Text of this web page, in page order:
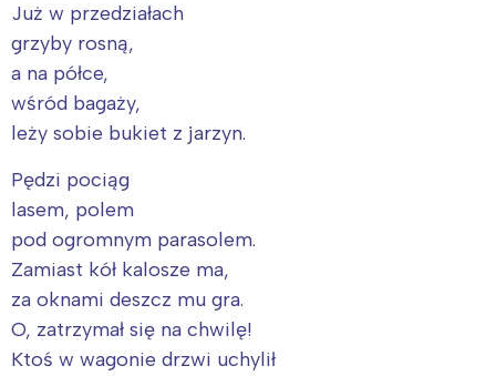
Już w przedziałach
grzyby rosną,
a na półce,
wśród bagaży,
leży sobie bukiet z jarzyn.
Pędzi pociąg
lasem, polem
pod ogromnym parasolem.
Zamiast kół kalosze ma,
za oknami deszcz mu gra.
O, zatrzymał się na chwilę!
Ktoś w wagonie drzwi uchylił